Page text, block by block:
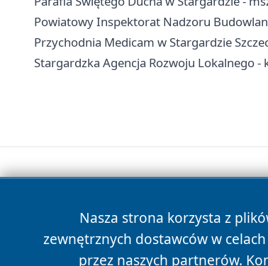
Powiatowy Inspektorat Nadzoru
Przychodnia Medicam w Stargardzie
Stargardzka Agencja Rozwoju Lokalnego
Nasza strona korzysta z
zewnętrznych dostawców w
przez naszych partnerów.